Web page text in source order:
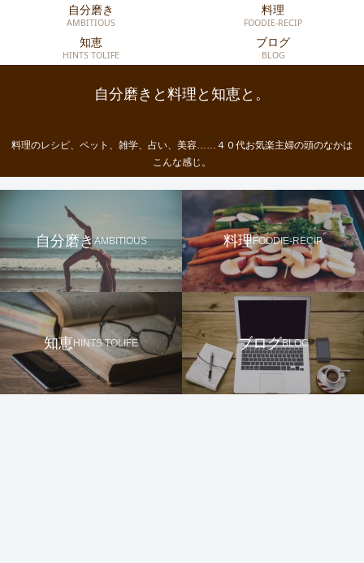
自分磨きと料理と知恵と。
料理のレシピ、ペット、雑学、占い、美容……４０代お気楽主婦の頭のなかは
こんな感じ。
自分磨き
AMBITIOUS
料理
FOODIE-RECIP
知恵
HINTS TOLIFE
ブログ
BLOG
自分磨きAMBITIOUS 料理FOODIE-RECIP
知恵HINTS TOLIFE ブログBLOG